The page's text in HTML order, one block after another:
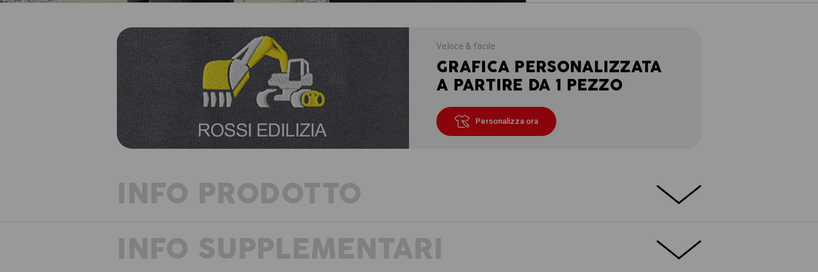
Veloce & facile
GRAFICA PERSONALIZZATA
A PARTIRE DA 1 PEZZO
Personalizza ora
INFO PRODOTTO
CALDA, MORBIDA E LEGGERA
Protezione contro il freddo, con comfort extra
INFO SUPPLEMENTARI